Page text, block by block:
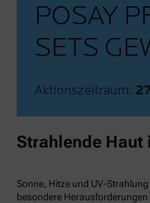
Strahlende Haut
Sonne, Hitze und UV-
besondere